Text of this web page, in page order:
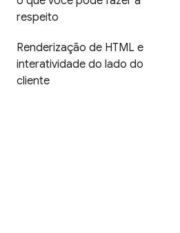
respeito
Renderização de HTML e
interatividade do lado do
cliente